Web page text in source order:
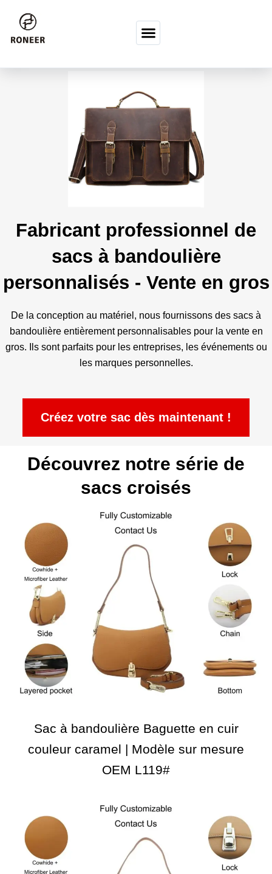
Fabricant professionnel de
sacs à bandoulière
personnalisés - Vente en gros
De la conception au matériel, nous fournissons des sacs à
bandoulière entièrement personnalisables pour la vente en
gros. Ils sont parfaits pour les entreprises, les événements ou
les marques personnelles.
Créez votre sac dès maintenant !
Découvrez notre série de
sacs croisés
Sac à bandoulière Baguette en cuir
couleur caramel | Modèle sur mesure
OEM L119#